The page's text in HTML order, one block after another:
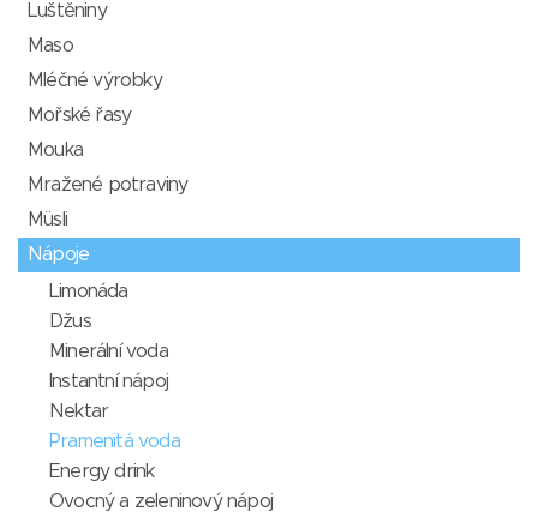
Luštěniny
Maso
Mléčné výrobky
Mořské řasy
Mouka
Mražené potraviny
Müsli
Nápoje
Limonáda
Džus
Minerální voda
Instantní nápoj
Nektar
Pramenitá voda
Energy drink
Ovocný a zeleninový nápoj